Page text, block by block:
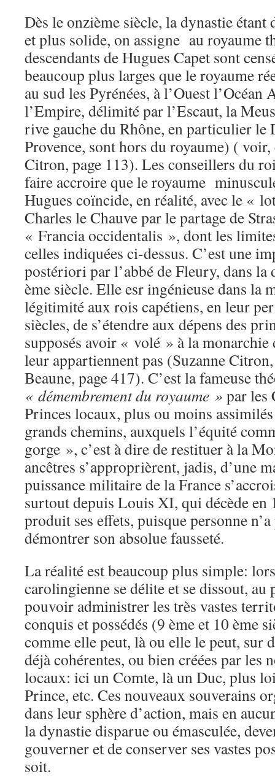
Dès le onzième siècle, la dynastie étant
et plus solide, on assigne au royaume
descendants de Hugues Capet sont
beaucoup plus larges que le royaume
au sud les Pyrénées, à l’Ouest l’Océan
l’Empire, délimité par l’Escaut, la
rive gauche du Rhône, en particulier le
Provence, sont hors du royaume) (
Citron, page 113). Les conseillers du
faire accroire que le royaume
Hugues coïncide, en réalité, avec le «
Charles le Chauve par le partage de
« Francia occidentalis », dont les
celles indiquées ci-dessus. C’est une
postériori par l’abbé de Fleury, dans
ème siècle. Elle esr ingénieuse dans la
légitimité aux rois capétiens, en leur
siècles, de s’étendre aux dépens des
supposés avoir « volé » à la
leur appartiennent pas (Suzanne
Beaune, page 417). C’est la fameuse
« démembrement du royaume » par les
Princes locaux, plus ou moins
grands chemins, auxquels l’équité
gorge », c’est à dire de restituer à la
ancêtres s’approprièrent, jadis, d’une
puissance militaire de la France
surtout depuis Louis XI, qui décède en
produit ses effets, puisque personne
démontrer son absolue fausseté.
La réalité est beaucoup plus simple:
carolingienne se délite et se dissout, au
pouvoir administrer les très vastes
conquis et possédés (9 ème et 10 ème
comme elle peut, là ou elle le peut, sur
déjà cohérentes, ou bien créées par les
locaux: ici un Comte, là un Duc, plus
Prince, etc. Ces nouveaux souverains
dans leur sphère d’action, mais en
la dynastie disparue ou émasculée,
gouverner et de conserver ses vastes
soit.